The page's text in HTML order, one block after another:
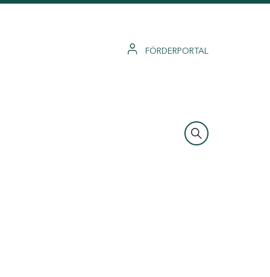
FÖRDERPORTAL